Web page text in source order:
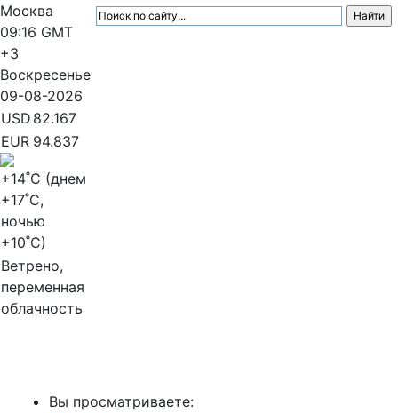
Москва
09:16 GMT
+3
Воскресенье
09-08-2026
USD 82.167
EUR 94.837
+14˚C (днем
+17˚C,
ночью
+10˚C)
Ветрено,
переменная
облачность
Вы просматриваете: